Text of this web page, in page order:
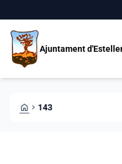
Ajuntament
HOME CHEVRON_RIGHT 143